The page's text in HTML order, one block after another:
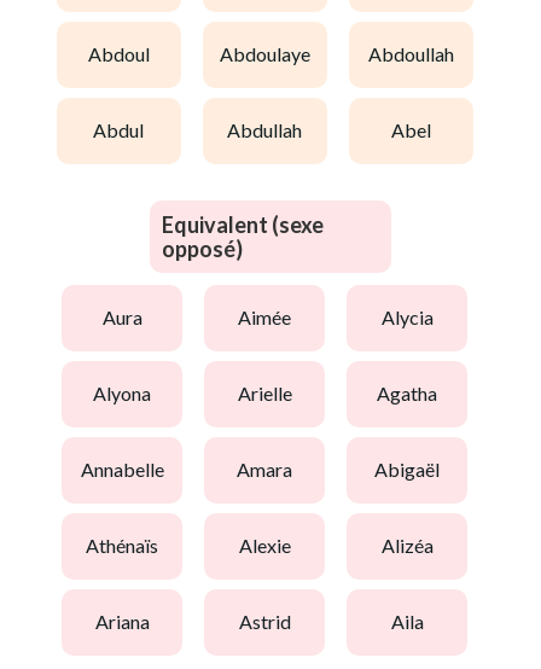
abdoul abdoulaye abdoullah
abdul abdullah abel
Equivalent (sexe
opposé)
aura aimée alycia
alyona arielle agatha
annabelle amara abigaël
athénaïs alexie alizéa
ariana astrid aila